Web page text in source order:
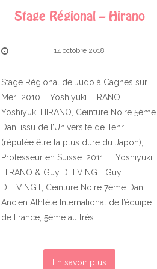
Stage Régional – Hirano
14 octobre 2018
Stage Régional de Judo à Cagnes sur
Mer 2010 Yoshiyuki HIRANO
Yoshiyuki HIRANO, Ceinture Noire 5ème
Dan, issu de l’Université de Tenri
(réputée être la plus dure du Japon),
Professeur en Suisse. 2011 Yoshiyuki
HIRANO & Guy DELVINGT Guy
DELVINGT, Ceinture Noire 7ème Dan,
Ancien Athlète International de l’équipe
de France, 5ème au très
En savoir plus